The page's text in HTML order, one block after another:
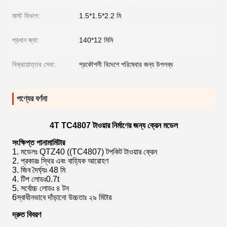
মাস্ট বিভাগ: 1.5*1.5*2.2 মি
প্রধান জ্যা: 140*12 মিমি
বিক্রয়োত্তর সেবা: প্রকৌশলী বিদেশে পরিষেবার জন্য উপলব্ধ
পণ্যের বর্ণনা
4T TC4807 টাওয়ার নির্মাণের জন্য ক্রেন মডেল
সংক্ষিপ্ত পানামামিটার
1. মডেলঃ QTZ40 ((TC4807) টপকিট টাওয়ার ক্রেন
2. প্রকারঃ স্থির এবং বাহ্যিক আরোহণ
3. জিব দৈর্ঘ্যঃ 48 মি
4. টিপ লোডঃ0.7t
5. সর্বোচ্চ লোডঃ ৪ টন
6স্বাধীনভাবে দাঁড়ানো উচ্চতাঃ ২৯ মিটার
দ্রুত বিবরণ